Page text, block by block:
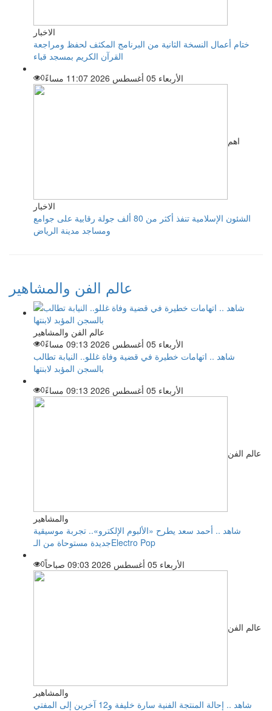
الاخبار
ختام أعمال النسخة الثانية من البرنامج المكثف لحفظ ومراجعة
القرآن الكريم بمسجد قباء
الأربعاء 05 أغسطس 2026 11:07 مساءً
0
اهم
الاخبار
الشئون الإسلامية تنفذ أكثر من 80 ألف جولة رقابية على جوامع
ومساجد مدينة الرياض
عالم الفن والمشاهير
عالم الفن والمشاهير
الأربعاء 05 أغسطس 2026 09:13 مساءً
0
شاهد .. اتهامات خطيرة في قضية وفاة غللو.. النيابة تطالب
بالسجن المؤبد لابنتها
الأربعاء 05 أغسطس 2026 09:13 مساءً
0
عالم الفن
والمشاهير
شاهد .. أحمد سعد يطرح «الألبوم الإلكترو».. تجربة موسيقية
جديدة مستوحاة من الـElectro Pop
الأربعاء 05 أغسطس 2026 09:03 صباحاً
0
عالم الفن
والمشاهير
شاهد .. إحالة المنتجة الفنية سارة خليفة و12 آخرين إلى المفتي